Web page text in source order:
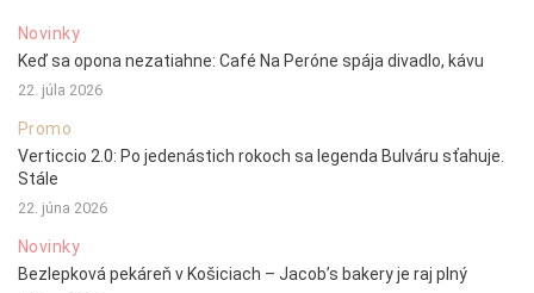
Novinky
Keď sa opona nezatiahne: Café Na Peróne spája divadlo, kávu
22. júla 2026
Promo
Verticcio 2.0: Po jedenástich rokoch sa legenda Bulváru sťahuje.
Stále
22. júna 2026
Novinky
Bezlepková pekáreň v Košiciach – Jacob’s bakery je raj plný